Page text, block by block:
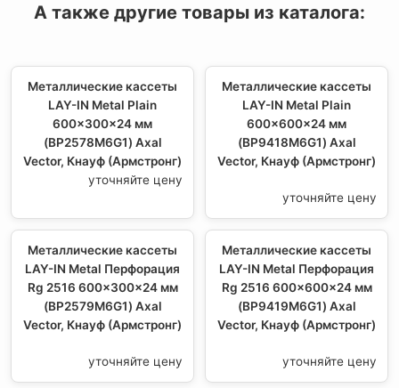
А также другие товары из каталога:
Металлические кассеты
LAY-IN Metal Plain
600x300x24 мм
(BP2578M6G1) Axal
Vector, Кнауф (Армстронг)
уточняйте цену
Металлические кассеты
LAY-IN Metal Plain
600x600x24 мм
(BP9418M6G1) Axal
Vector, Кнауф (Армстронг)
уточняйте цену
Металлические кассеты
LAY-IN Metal Перфорация
Rg 2516 600x300x24 мм
(BP2579M6G1) Axal
Vector, Кнауф (Армстронг)
уточняйте цену
Металлические кассеты
LAY-IN Metal Перфорация
Rg 2516 600x600x24 мм
(BP9419M6G1) Axal
Vector, Кнауф (Армстронг)
уточняйте цену